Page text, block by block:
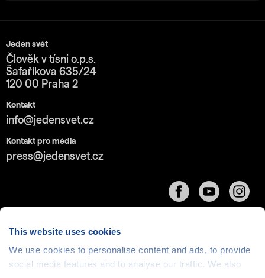
This website uses cookies
We use cookies to personalise content and ads, to provide
social media features and to analyse our traffic. We also
Jeden svět
Člověk v tísni o.p.s.
Šafaříkova 635/24
120 00 Praha 2
Kontakt
info@jedensvet.cz
Kontakt pro média
press@jedensvet.cz
Cookies| © 1999-2026 Člověk v tísni o.p.s., web běží